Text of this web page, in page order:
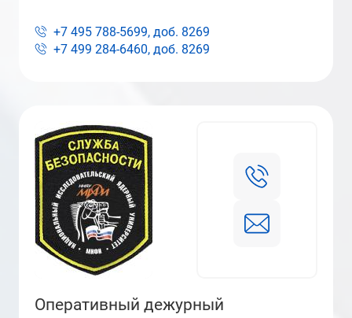
+7 495 788-5699, доб. 8269
+7 499 284-6460, доб. 8269
Оперативный дежурный